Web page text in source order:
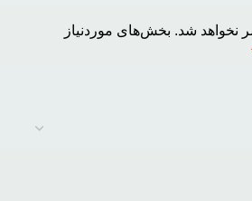
نخواهد شد. بخش‌های موردنیاز